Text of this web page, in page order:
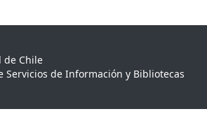
de Chile
Servicios de Información y Bibliotecas